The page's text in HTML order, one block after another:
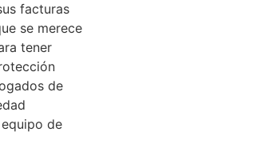
facturas
se merece
tener
de
de